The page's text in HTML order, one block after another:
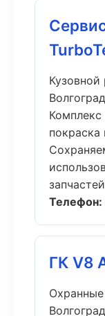
Кузовной
Волгоград
Телефон:
ГК V8
Волгоград